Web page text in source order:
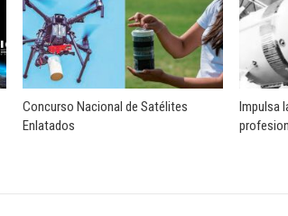
Concurso Nacional de Satélites
Enlatados
Impulsa